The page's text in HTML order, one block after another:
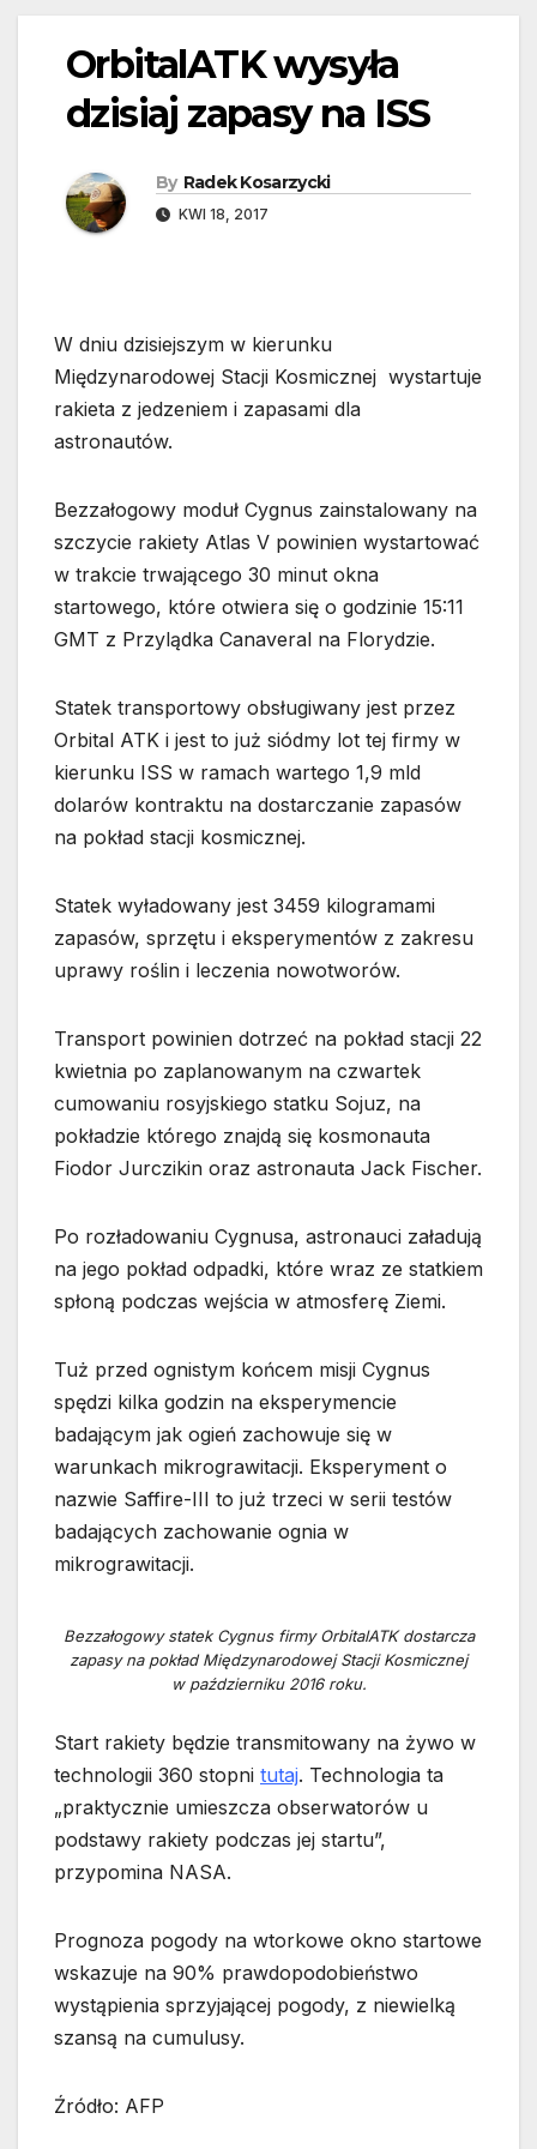
OrbitalATK wysyła
dzisiaj zapasy na ISS
By Radek Kosarzycki
KWI 18, 2017
W dniu dzisiejszym w kierunku
Międzynarodowej Stacji Kosmicznej wystartuje
rakieta z jedzeniem i zapasami dla
astronautów.
Bezzałogowy moduł Cygnus zainstalowany na
szczycie rakiety Atlas V powinien wystartować
w trakcie trwającego 30 minut okna
startowego, które otwiera się o godzinie 15:11
GMT z Przylądka Canaveral na Florydzie.
Statek transportowy obsługiwany jest przez
Orbital ATK i jest to już siódmy lot tej firmy w
kierunku ISS w ramach wartego 1,9 mld
dolarów kontraktu na dostarczanie zapasów
na pokład stacji kosmicznej.
Statek wyładowany jest 3459 kilogramami
zapasów, sprzętu i eksperymentów z zakresu
uprawy roślin i leczenia nowotworów.
Transport powinien dotrzeć na pokład stacji 22
kwietnia po zaplanowanym na czwartek
cumowaniu rosyjskiego statku Sojuz, na
pokładzie którego znajdą się kosmonauta
Fiodor Jurczikin oraz astronauta Jack Fischer.
Po rozładowaniu Cygnusa, astronauci załadują
na jego pokład odpadki, które wraz ze statkiem
spłoną podczas wejścia w atmosferę Ziemi.
Tuż przed ognistym końcem misji Cygnus
spędzi kilka godzin na eksperymencie
badającym jak ogień zachowuje się w
warunkach mikrograwitacji. Eksperyment o
nazwie Saffire-III to już trzeci w serii testów
badających zachowanie ognia w
mikrograwitacji.
Bezzałogowy statek Cygnus firmy OrbitalATK dostarcza
zapasy na pokład Międzynarodowej Stacji Kosmicznej
w październiku 2016 roku.
Start rakiety będzie transmitowany na żywo w
technologii 360 stopni tutaj. Technologia ta
„praktycznie umieszcza obserwatorów u
podstawy rakiety podczas jej startu”,
przypomina NASA.
Prognoza pogody na wtorkowe okno startowe
wskazuje na 90% prawdopodobieństwo
wystąpienia sprzyjającej pogody, z niewielką
szansą na cumulusy.
Źródło: AFP